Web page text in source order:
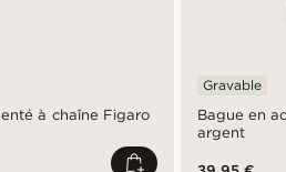
à chaîne Figaro
Bague en
argent
Gravable